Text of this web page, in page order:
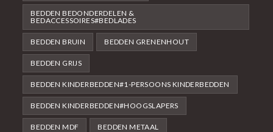
BEDDEN BEDONDERDELEN &
BEDACCESSOIRES#BEDLADES
BEDDEN BRUIN BEDDEN GRENENHOUT
BEDDEN GRIJS
BEDDEN KINDERBEDDEN#1-PERSOONS KINDERBEDDEN
BEDDEN KINDERBEDDEN#HOOGSLAPERS
BEDDEN MDF BEDDEN METAAL